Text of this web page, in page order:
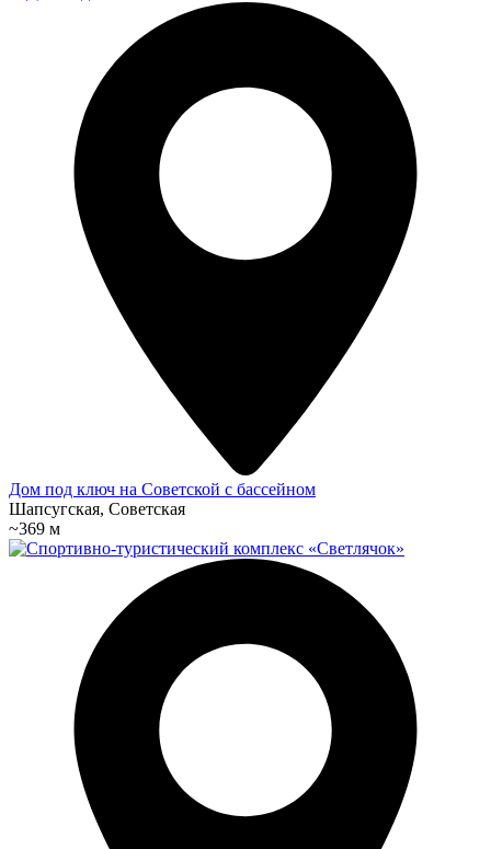
Дом под ключ на Советской с бассейном
Шапсугская, Советская
~369 м